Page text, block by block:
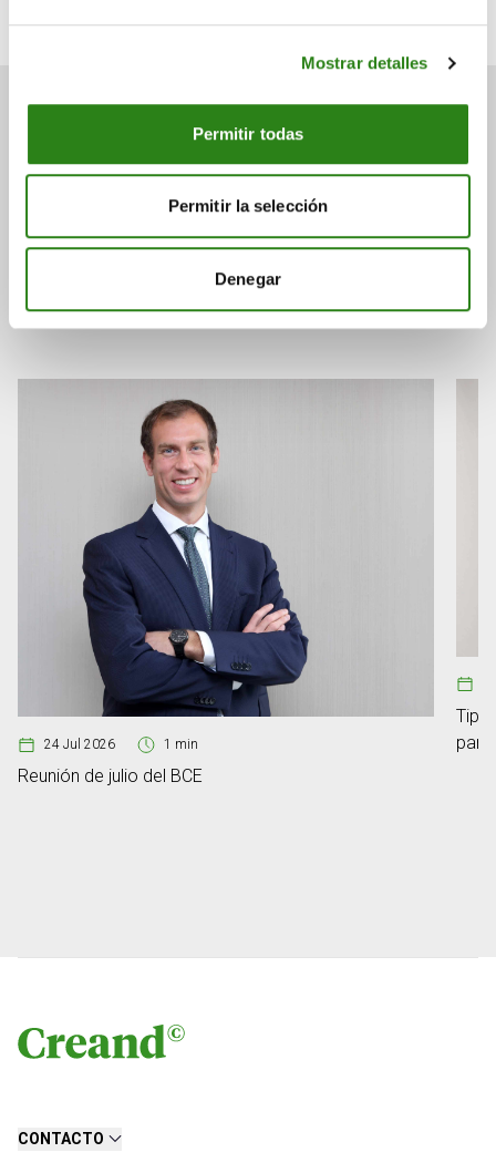
Mostrar detalles
Permitir todas
Permitir la selección
Denegar
También puede
interesarte
Consulta a continuación otras noticias relacionadas.
24 Jul 2026 1 min
Reunión de julio del BCE
CONTACTO